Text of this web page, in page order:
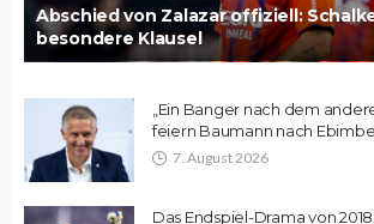
Abschied von Zalazar offiziell:
besondere Klausel
„Ein Banger nach dem
feiern Baumann nach
7. August 2026
Das Endspiel-Drama von